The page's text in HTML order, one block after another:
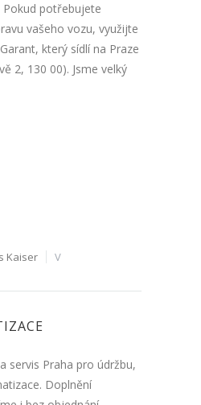
potřebujete
vašeho vozu, využijte
který sídlí na Praze
2, 130 00). Jsme velký
Kaiser V
servis Praha pro údržbu,
Doplnění